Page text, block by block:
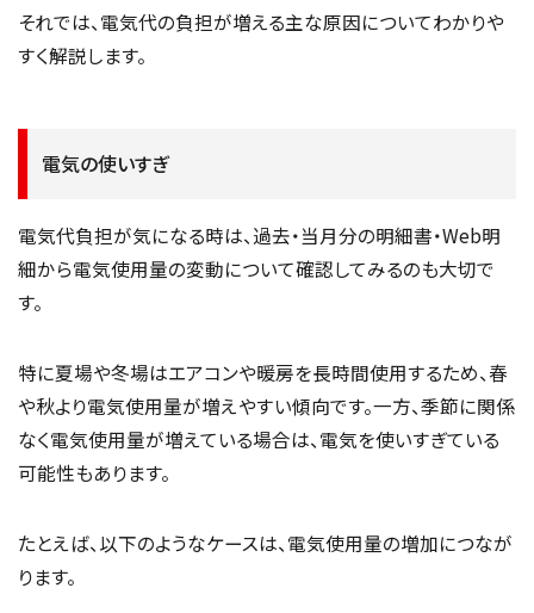
それでは、電気代の負担が増える主な原因についてわかりや
すく解説します。
電気の使いすぎ
電気代負担が気になる時は、過去・当月分の明細書・Web明
細から電気使用量の変動について確認してみるのも大切で
す。
特に夏場や冬場はエアコンや暖房を長時間使用するため、春
や秋より電気使用量が増えやすい傾向です。一方、季節に関係
なく電気使用量が増えている場合は、電気を使いすぎている
可能性もあります。
たとえば、以下のようなケースは、電気使用量の増加につなが
ります。